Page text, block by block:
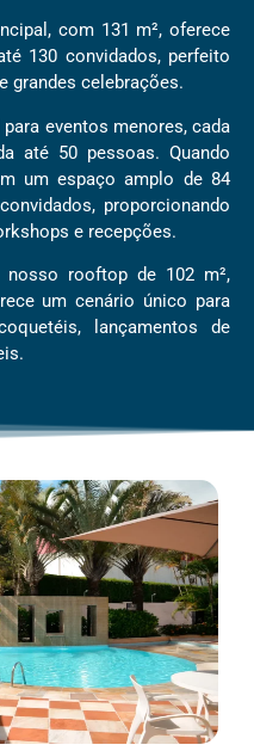
com 131 m², oferece
130 convidados, perfeito
grandes celebrações.
para eventos menores, cada
até 50 pessoas. Quando
um espaço amplo de 84
proporcionando
e recepções.
nosso rooftop de 102 m²,
um cenário único para
lançamentos de